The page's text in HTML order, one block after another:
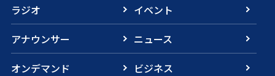
ラジオ
イベント
アナウンサー
ニュース
オンデマンド
ビジネス